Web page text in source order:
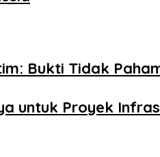
Bukti Tidak
untuk Proyek